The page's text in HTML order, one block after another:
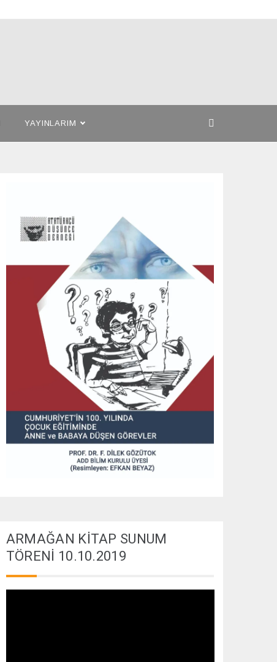
YAYINLARIM
ARMAĞAN KİTAP SUNUM
TÖRENİ 10.10.2019